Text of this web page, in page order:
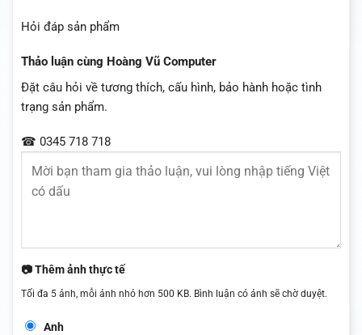
Hỏi đáp sản phẩm
Thảo luận cùng Hoàng Vũ Computer
Đặt câu hỏi về tương thích, cấu hình, bảo hành hoặc tình
trạng sản phẩm.
☎ 0345 718 718
📷 Thêm ảnh thực tế
Tối đa 5 ảnh, mỗi ảnh nhỏ hơn 500 KB. Bình luận có ảnh sẽ chờ duyệt.
Anh